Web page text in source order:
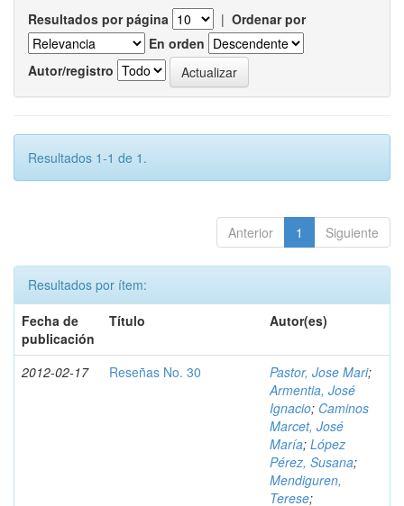
Resultados por página | Ordenar por
En orden
Autor/registro
Resultados 1-1 de 1.
Anterior 1 Siguiente
Resultados por ítem:
Fecha de
publicación
Título Autor(es)
2012-02-17 Reseñas No. 30 Pastor, Jose Mari;
Armentia, José
Ignacio; Caminos
Marcet, José
María; López
Pérez, Susana;
Mendiguren,
Terese;